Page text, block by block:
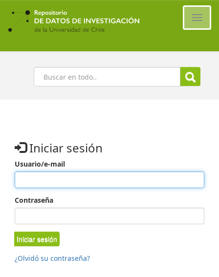
Ir
contenido
principal
Buscar
Iniciar sesión
Usuario/e-mail
Contraseña
Iniciar sesión
¿Olvidó su contraseña?